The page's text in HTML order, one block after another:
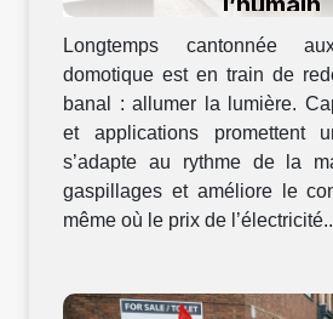
Longtemps cantonnée
domotique est en train de
banal : allumer la lumière.
et applications promettent
s’adapte au rythme de la
gaspillages et améliore le
même où le prix de